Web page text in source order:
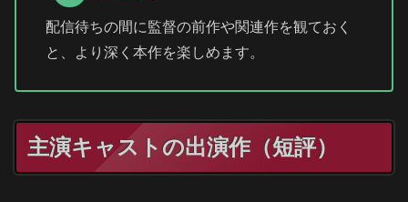
配信待ちの間に監督の前作や関連作を観ておく
と、より深く本作を楽しめます。
主演キャストの出演作（短評）